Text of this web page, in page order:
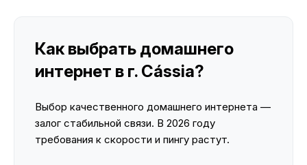
Как выбрать домашнего
интернет в г. Cássia?
Выбор качественного домашнего интернета —
залог стабильной связи. В 2026 году
требования к скорости и пингу растут.